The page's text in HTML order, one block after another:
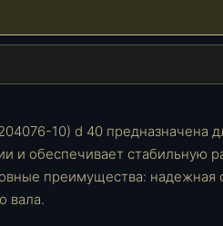
10) d 40 предназначена
и обеспечивает стабильную
преимущества: надежная
вала.